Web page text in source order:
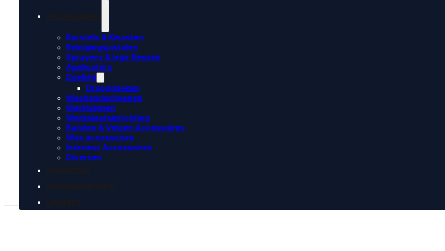
Borstels & Kwasten
Reinigingspistolen
Sprayers & lege flessen
Applicators
Doeken
Droogdoeken
Washandschoenen
Werklampen
Werkplaatsinrichting
Banden & Velgen Accessoires
Was accessoires
Interieur Accessoires
Diversen